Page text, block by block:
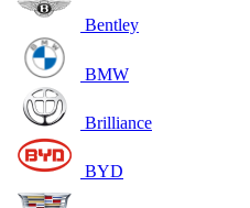
Bentley
BMW
Brilliance
BYD